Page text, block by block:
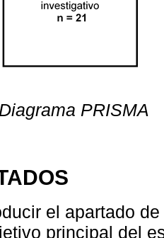
Diagrama PRISMA
el apartado
principal del